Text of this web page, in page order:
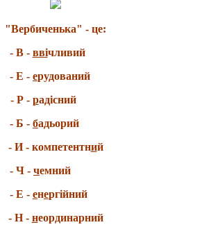
"Вербиченька" - це:
- В - ввічливий
- Е - ерудований
- Р - радісний
- Б - бадьорий
- И - компетентний
- Ч - чемний
- Е - енергійний
- Н - неординарний